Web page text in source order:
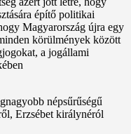
építő politikai
Magyarország újra egy
körülmények között
a jogállami
népsűrűségű
Erzsébet királynéról